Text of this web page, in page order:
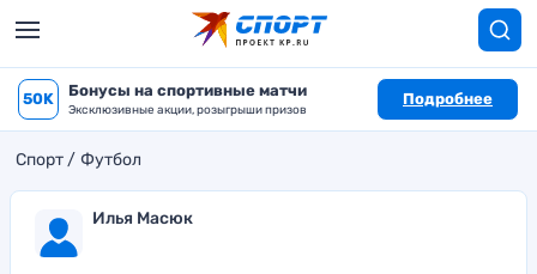
50K Бонусы на спортивные матчи
Эксклюзивные акции, розыгрыши призов
Подробнее
Спорт Футбол
Илья Масюк